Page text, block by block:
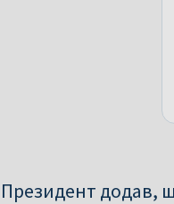
Президент додав,